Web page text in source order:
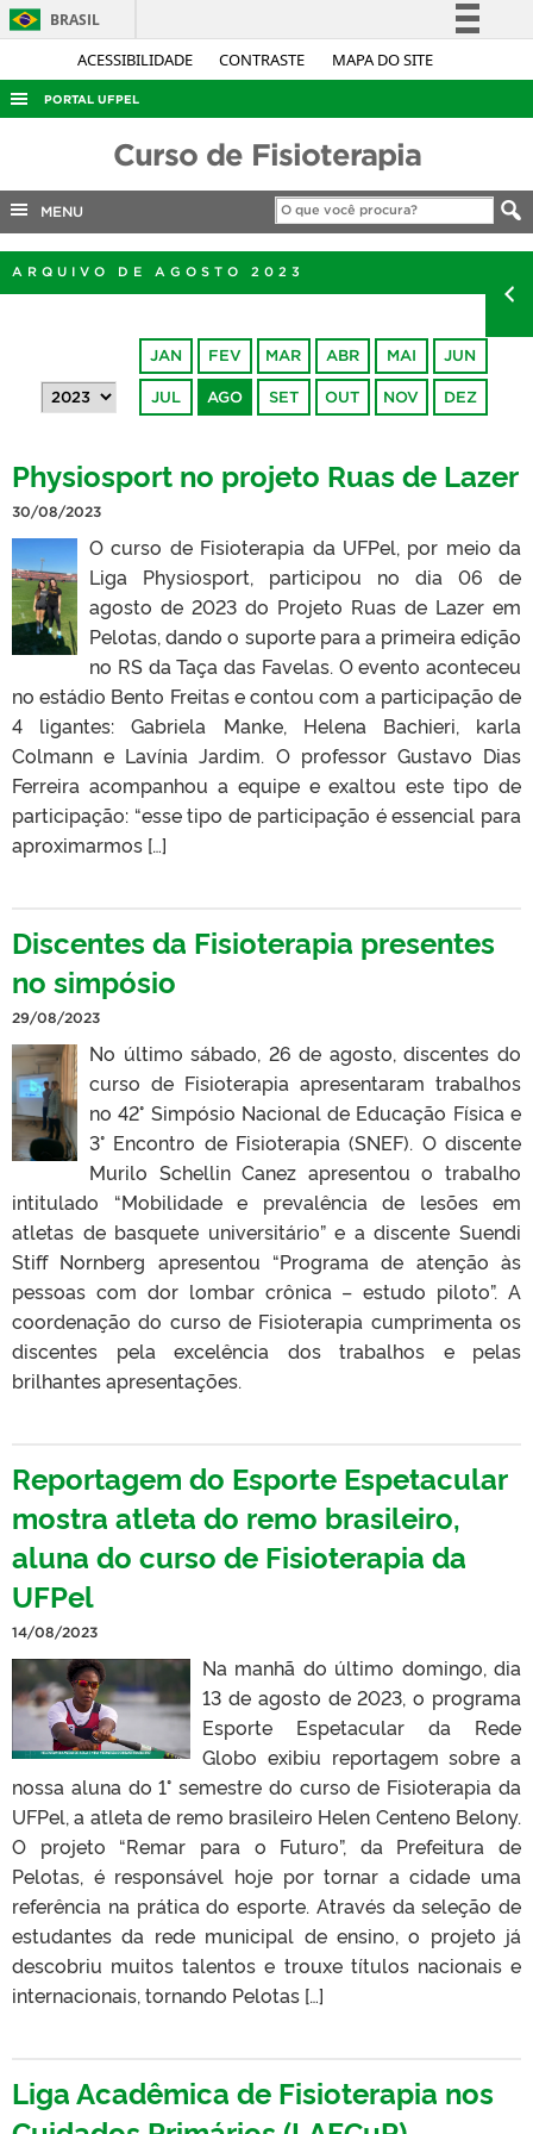
ACESSIBILIDADE CONTRASTE MAPA DO SITE
BRASIL
Simplifique!
Acesso à informação
Legislação
Canais
PORTAL UFPEL
COBALTO
INTERNACIONAL
OUVIDORIA
TELEFONES
Curso de Fisioterapia
MENU
ARQUIVO DE AGOSTO 2023
JAN FEV MAR ABR MAI JUN
JUL AGO SET OUT NOV DEZ
Physiosport no projeto Ruas de Lazer
30/08/2023
O curso de Fisioterapia da UFPel, por meio da
Liga Physiosport, participou no dia 06 de
agosto de 2023 do Projeto Ruas de Lazer em
Pelotas, dando o suporte para a primeira edição
no RS da Taça das Favelas. O evento aconteceu
no estádio Bento Freitas e contou com a participação de
4 ligantes: Gabriela Manke, Helena Bachieri, karla
Colmann e Lavínia Jardim. O professor Gustavo Dias
Ferreira acompanhou a equipe e exaltou este tipo de
participação: “esse tipo de participação é essencial para
aproximarmos […]
Discentes da Fisioterapia presentes
no simpósio
29/08/2023
No último sábado, 26 de agosto, discentes do
curso de Fisioterapia apresentaram trabalhos
no 42° Simpósio Nacional de Educação Física e
3° Encontro de Fisioterapia (SNEF). O discente
Murilo Schellin Canez apresentou o trabalho
intitulado “Mobilidade e prevalência de lesões em
atletas de basquete universitário” e a discente Suendi
Stiff Nornberg apresentou “Programa de atenção às
pessoas com dor lombar crônica – estudo piloto”. A
coordenação do curso de Fisioterapia cumprimenta os
discentes pela excelência dos trabalhos e pelas
brilhantes apresentações.
Reportagem do Esporte Espetacular
mostra atleta do remo brasileiro,
aluna do curso de Fisioterapia da
UFPel
14/08/2023
Na manhã do último domingo, dia
13 de agosto de 2023, o programa
Esporte Espetacular da Rede
Globo exibiu reportagem sobre a
nossa aluna do 1° semestre do curso de Fisioterapia da
UFPel, a atleta de remo brasileiro Helen Centeno Belony.
O projeto “Remar para o Futuro”, da Prefeitura de
Pelotas, é responsável hoje por tornar a cidade uma
referência na prática do esporte. Através da seleção de
estudantes da rede municipal de ensino, o projeto já
descobriu muitos talentos e trouxe títulos nacionais e
internacionais, tornando Pelotas […]
Liga Acadêmica de Fisioterapia nos